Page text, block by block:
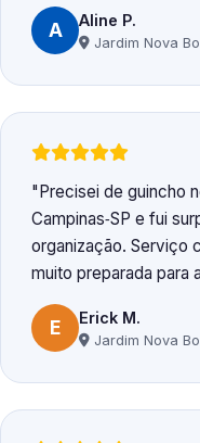
A Aline P.
Jardim Nova
Precisei de guincho
Campinas‑SP e fui
organização. Serviço
muito preparada para
E Erick M.
Jardim Nova